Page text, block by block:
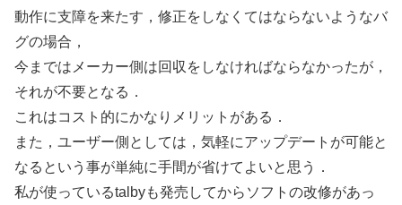
動作に支障を来たす，修正をしなくてはならないようなバ
グの場合，
今まではメーカー側は回収をしなければならなかったが，
それが不要となる．
これはコスト的にかなりメリットがある．
また，ユーザー側としては，気軽にアップデートが可能と
なるという事が単純に手間が省けてよいと思う．
私が使っているtalbyも発売してからソフトの改修があっ